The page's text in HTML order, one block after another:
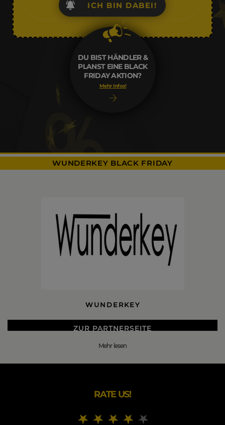
DU BIST HÄNDLER &
PLANST EINE BLACK
FRIDAY AKTION?
Mehr Infos!
ICH BIN DABEI!
WUNDERKEY BLACK FRIDAY
WUNDERKEY
ZUR PARTNERSEITE
DEALS
die das Leben jeden Tag ein kleines Stück besser,
Mehr lesen
RATE US!